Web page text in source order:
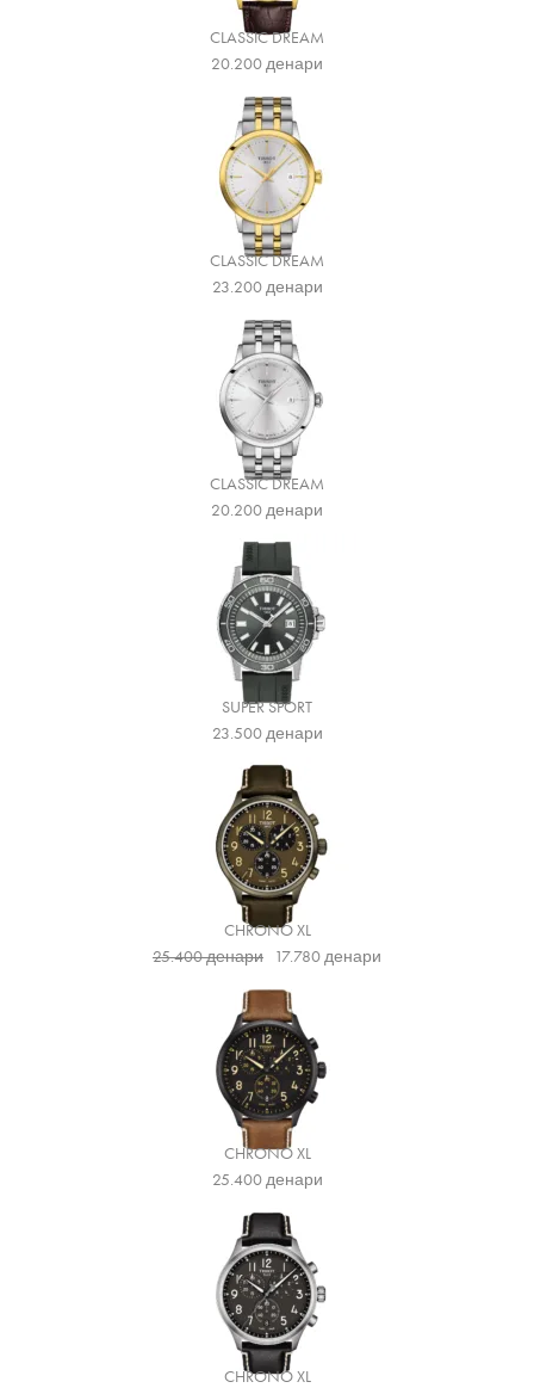
CLASSIC DREAM
20.200денари
CLASSIC DREAM
23.200денари
CLASSIC DREAM
20.200денари
SUPER SPORT
23.500денари
CHRONO XL
25.400денари 17.780денари
CHRONO XL
25.400денари
CHRONO XL